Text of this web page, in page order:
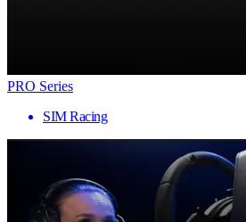
PRO Series
SIM Racing